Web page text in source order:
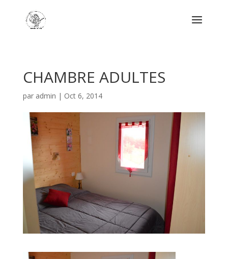
CHAMBRE ADULTES
par admin | Oct 6, 2014